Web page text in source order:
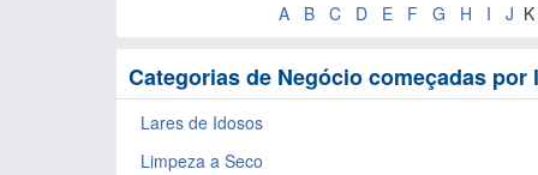
A B C D E F G H I J K
Categorias de Negócio começadas por
Lares de Idosos
Limpeza a Seco